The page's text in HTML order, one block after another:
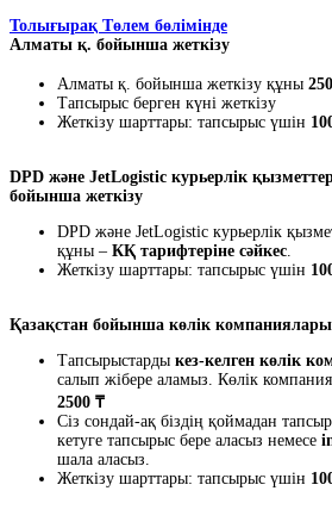
Толығырақ Төлем бөлімінде
Алматы қ. бойынша жеткізу
Алматы қ. бойынша жеткізу құны
Тапсырыс берген күні жеткізу
Жеткізу шарттары: тапсырыс үшін
DPD және JetLogistic курьерлік
бойынша жеткізу
DPD және JetLogistic курьерлік
құны – КҚ тарифтеріне сәйкес
Жеткізу шарттары: тапсырыс үшін
Қазақстан бойынша көлік
Тапсырыстарды кез-келген көлік
салып жібере аламыз. Көлік
2500 ₸
Сіз сондай-ақ біздің қоймадан
кетуге тапсырыс бере аласыз немесе
шала аласыз.
Жеткізу шарттары: тапсырыс үшін